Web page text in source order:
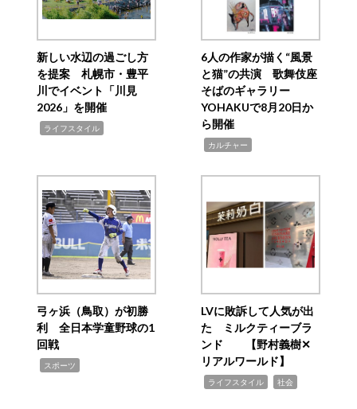
新しい水辺の過ごし方
を提案 札幌市・豊平
川でイベント「川見
2026」を開催
ライフスタイル
6人の作家が描く“風景
と猫”の共演 歌舞伎座
そばのギャラリー
YOHAKUで8月20日か
ら開催
カルチャー
弓ヶ浜（鳥取）が初勝
利 全日本学童野球の1
回戦
スポーツ
LVに敗訴して人気が出
た ミルクティーブラ
ンド 【野村義樹✕
リアルワールド】
ライフスタイル 社会